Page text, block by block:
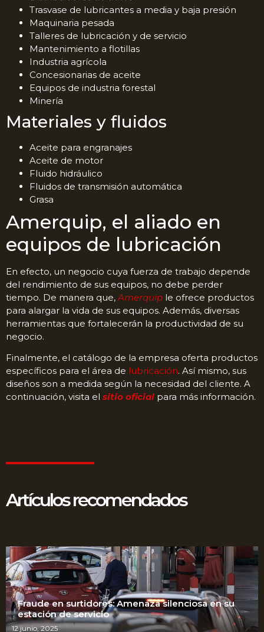
Trasvase de lubricantes a media y baja presión
Maquinaria pesada
Talleres de lubricación y de servicio
Mantenimiento a flotillas
Industria agrícola
Concesionarias de aceite
Equipos de industria forestal
Minería
Materiales y fluidos
Aceite para engranajes
Aceite de motor
Fluido hidráulico
Fluidos de transmisión automática
Grasa
Amerquip, el aliado en
equipos de lubricación
En efecto, un negocio cuya fuerza de trabajo depende
del rendimiento de sus equipos, no debe perder
tiempo. De manera que, Amerquip le ofrece productos
para alargar la vida de sus equipos. Además, diversas
herramientas que fortalecerán la productividad de su
negocio.
Finalmente, el catálogo de la empresa oferta productos
específicos para el área de lubricación. Así mismo, sus
diseños son a medida según la necesidad del cliente. A
continuación, visita el sitio oficial para más información.
Artículos recomendados
Fraude en surtidores: Amenaza silenciosa en su
estación de servicio
12 junio, 2025